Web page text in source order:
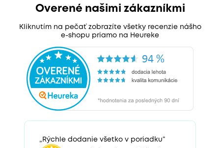
Overené našimi zákazníkmi
Kliknutím na pečať zobrazíte všetky recenzie nášho
e-shopu priamo na Heureke
„Rýchle dodanie všetko v poriadku“